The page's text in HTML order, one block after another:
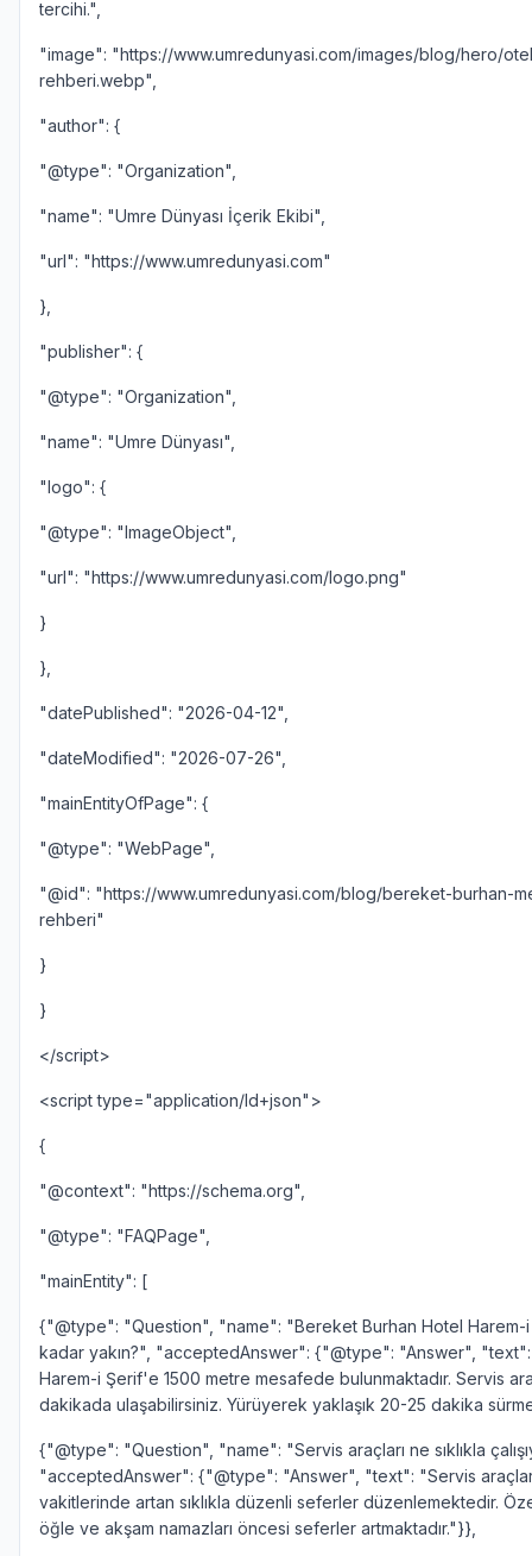
tercihi.",
"image": "https://www.umredunyasi.com/images/blog/hero/
rehberi.webp",
"author": {
"@type": "Organization",
"name": "Umre Dünyası İçerik Ekibi",
"url": "https://www.umredunyasi.com"
},
"publisher": {
"@type": "Organization",
"name": "Umre Dünyası",
"logo": {
"@type": "ImageObject",
"url": "https://www.umredunyasi.com/logo.png"
}
},
"datePublished": "2026-04-12",
"dateModified": "2026-07-26",
"mainEntityOfPage": {
"@type": "WebPage",
"@id": "https://www.umredunyasi.com/blog/bereket-burhan-
rehberi"
}
}
</script>
<script type="application/ld+json">
{
"@context": "https://schema.org",
"@type": "FAQPage",
"mainEntity": [
{"@type": "Question", "name": "Bereket Burhan Hotel
kadar yakın?", "acceptedAnswer": {"@type": "Answer",
Harem-i Şerif'e 1500 metre mesafede bulunmaktadır. Servis
dakikada ulaşabilirsiniz. Yürüyerek yaklaşık 20-25 dakika
{"@type": "Question", "name": "Servis araçları ne sıklıkla
"acceptedAnswer": {"@type": "Answer", "text": "Servis
vakitlerinde artan sıklıkla düzenli seferler düzenlemektedir.
öğle ve akşam namazları öncesi seferler artmaktadır."}},